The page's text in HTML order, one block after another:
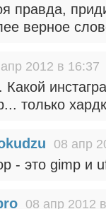
правда,
верное
2012 в 16:37
только
08 апр
- это gimp и
08 апр 2012